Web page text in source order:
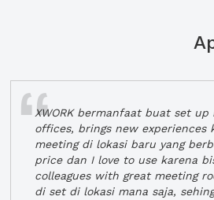
XWORK bermanfaat buat set
offices, brings new experiences
meeting di lokasi baru yang
price dan I love to use karena
colleagues with great meeting
di set di lokasi mana saja,